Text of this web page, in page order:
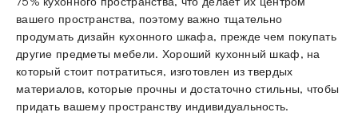
вашего пространства, поэтому важно тщательно
продумать дизайн кухонного шкафа, прежде чем покупать
другие предметы мебели. Хороший кухонный шкаф, на
который стоит потратиться, изготовлен из твердых
материалов, которые прочны и достаточно стильны, чтобы
придать вашему пространству индивидуальность.